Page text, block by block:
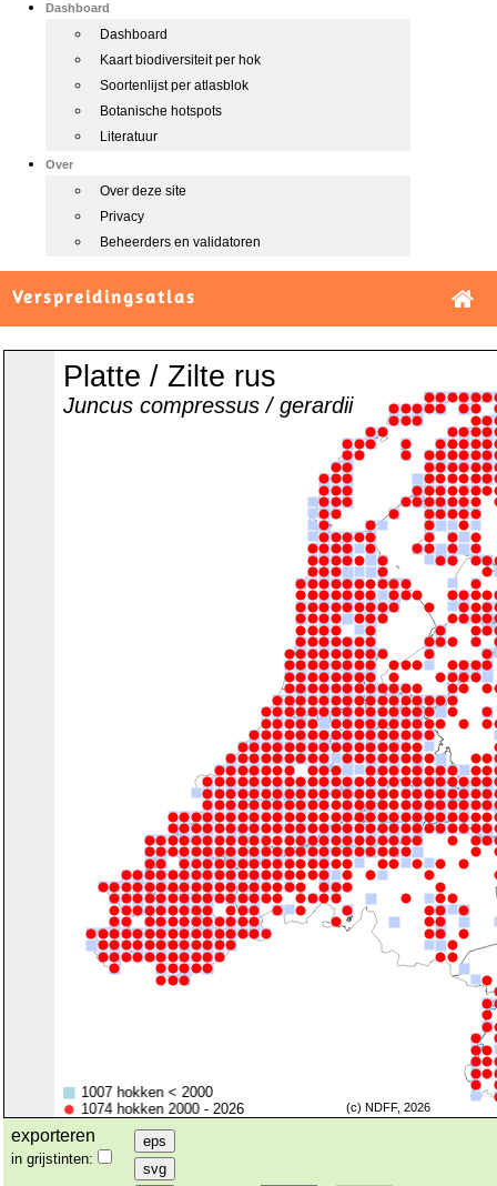
Dashboard
Dashboard
Kaart biodiversiteit per hok
Soortenlijst per atlasblok
Botanische hotspots
Literatuur
Over
Over deze site
Privacy
Beheerders en validatoren
Verspreidingsatlas